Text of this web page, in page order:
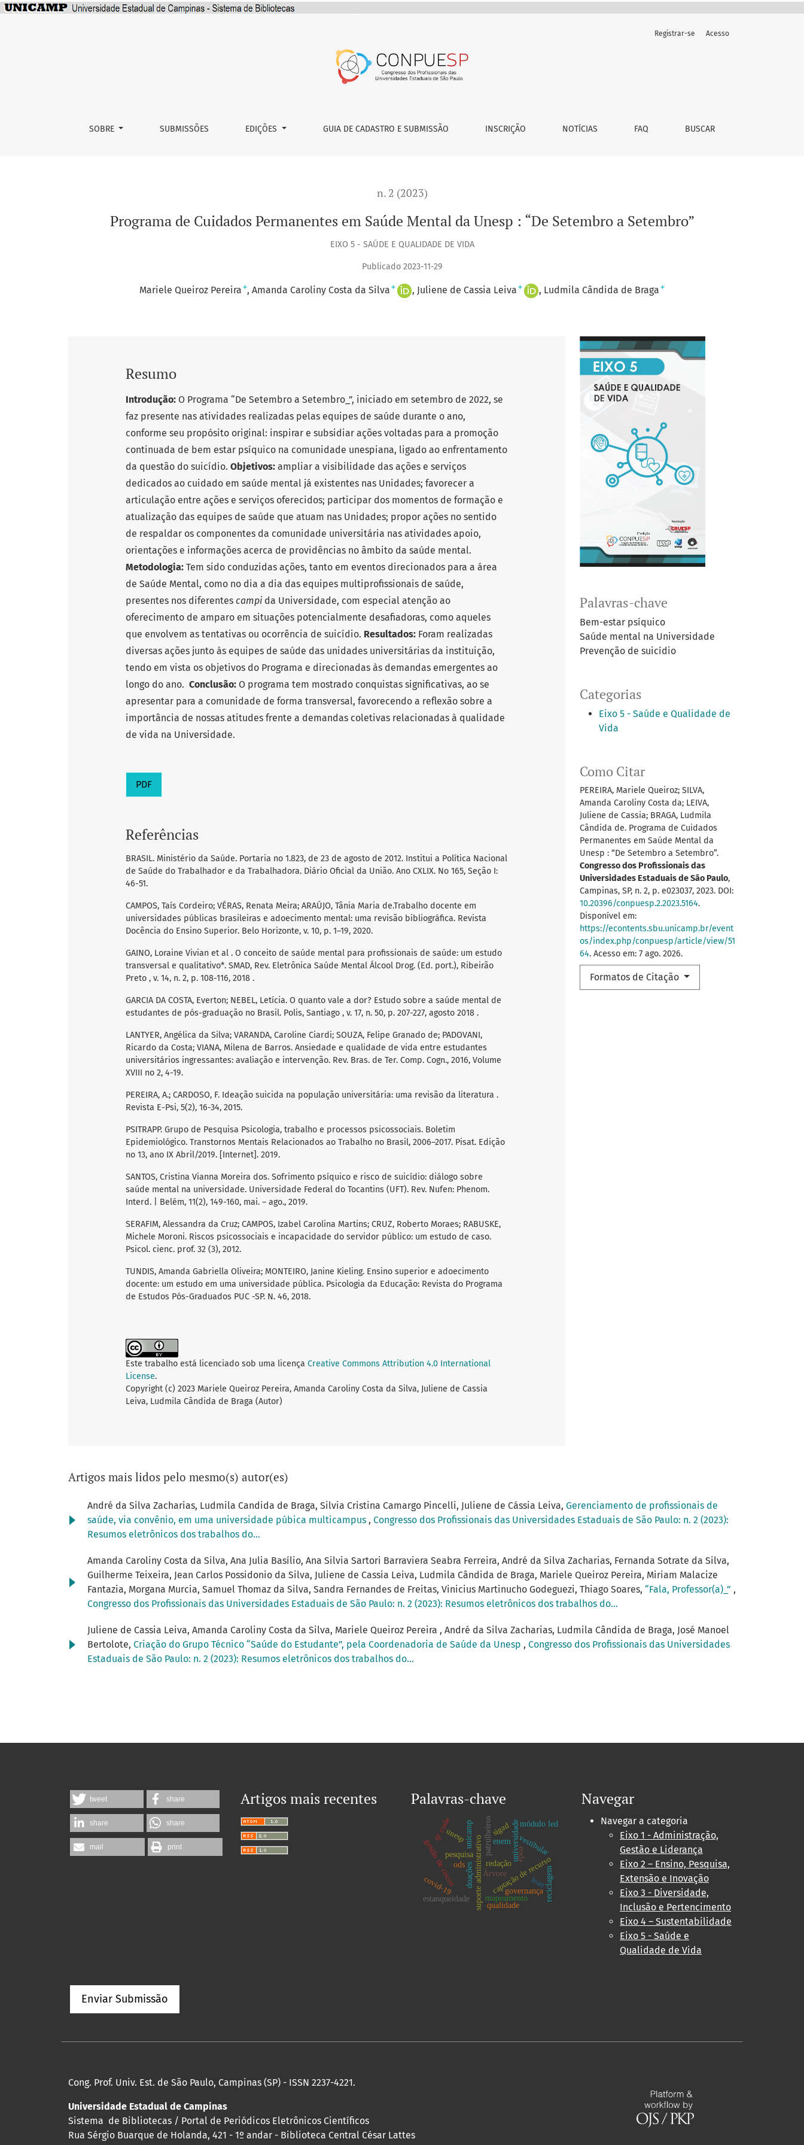
SOBRE SUBMISSÕES EDIÇÕES GUIA DE CADASTRO E SUBMISSÃO INSCRIÇÃO NOTÍCIAS FAQ BUSCAR
Registrar-se Acesso
n. 2 (2023)
Programa de Cuidados Permanentes em Saúde Mental da Unesp : “De Setembro a Setembro”
EIXO 5 - SAÚDE E QUALIDADE DE VIDA
Publicado 2023-11-29
Mariele Queiroz Pereira + Amanda Caroliny Costa da Silva + Juliene de Cassia Leiva + Ludmila Cândida de Braga +
Palavras-chave
Bem-estar psíquico
Saúde mental na Universidade
Prevenção de suicídio
Categorias
Eixo 5 - Saúde e Qualidade de
Vida
Como Citar
PEREIRA, Mariele Queiroz; SILVA,
Amanda Caroliny Costa da; LEIVA,
Juliene de Cassia; BRAGA, Ludmila
Cândida de. Programa de Cuidados
Permanentes em Saúde Mental da
Unesp : “De Setembro a Setembro”.
Congresso dos Profissionais das
Universidades Estaduais de São Paulo,
Campinas, SP, n. 2, p. e023037, 2023. DOI:
10.20396/conpuesp.2.2023.5164.
Disponível em:
https://econtents.sbu.unicamp.br/event
os/index.php/conpuesp/article/view/51
64. Acesso em: 7 ago. 2026.
Formatos de Citação
Resumo
Introdução: O Programa “De Setembro a Setembro_”, iniciado em setembro de 2022, se
faz presente nas atividades realizadas pelas equipes de saúde durante o ano,
conforme seu propósito original: inspirar e subsidiar ações voltadas para a promoção
continuada de bem estar psíquico na comunidade unespiana, ligado ao enfrentamento
da questão do suicídio. Objetivos: ampliar a visibilidade das ações e serviços
dedicados ao cuidado em saúde mental já existentes nas Unidades; favorecer a
articulação entre ações e serviços oferecidos; participar dos momentos de formação e
atualização das equipes de saúde que atuam nas Unidades; propor ações no sentido
de respaldar os componentes da comunidade universitária nas atividades apoio,
orientações e informações acerca de providências no âmbito da saúde mental.
Metodologia: Tem sido conduzidas ações, tanto em eventos direcionados para a área
de Saúde Mental, como no dia a dia das equipes multiprofissionais de saúde,
presentes nos diferentes campi da Universidade, com especial atenção ao
oferecimento de amparo em situações potencialmente desafiadoras, como aqueles
que envolvem as tentativas ou ocorrência de suicídio. Resultados: Foram realizadas
diversas ações junto às equipes de saúde das unidades universitárias da instituição,
tendo em vista os objetivos do Programa e direcionadas às demandas emergentes ao
longo do ano. Conclusão: O programa tem mostrado conquistas significativas, ao se
apresentar para a comunidade de forma transversal, favorecendo a reflexão sobre a
importância de nossas atitudes frente a demandas coletivas relacionadas à qualidade
de vida na Universidade.
PDF
Referências
BRASIL. Ministério da Saúde. Portaria no 1.823, de 23 de agosto de 2012. Institui a Política Nacional
de Saúde do Trabalhador e da Trabalhadora. Diário Oficial da União. Ano CXLIX. No 165, Seção I:
46-51.
CAMPOS, Taís Cordeiro; VÉRAS, Renata Meira; ARAÚJO, Tânia Maria de.Trabalho docente em
universidades públicas brasileiras e adoecimento mental: uma revisão bibliográfica. Revista
Docência do Ensino Superior. Belo Horizonte, v. 10, p. 1–19, 2020.
GAINO, Loraine Vivian et al . O conceito de saúde mental para profissionais de saúde: um estudo
transversal e qualitativo*. SMAD, Rev. Eletrônica Saúde Mental Álcool Drog. (Ed. port.), Ribeirão
Preto , v. 14, n. 2, p. 108-116, 2018 .
GARCIA DA COSTA, Everton; NEBEL, Letícia. O quanto vale a dor? Estudo sobre a saúde mental de
estudantes de pós-graduação no Brasil. Polis, Santiago , v. 17, n. 50, p. 207-227, agosto 2018 .
LANTYER, Angélica da Silva; VARANDA, Caroline Ciardi; SOUZA, Felipe Granado de; PADOVANI,
Ricardo da Costa; VIANA, Milena de Barros. Ansiedade e qualidade de vida entre estudantes
universitários ingressantes: avaliação e intervenção. Rev. Bras. de Ter. Comp. Cogn., 2016, Volume
XVIII no 2, 4-19.
PEREIRA, A.; CARDOSO, F. Ideação suicida na população universitária: uma revisão da literatura .
Revista E-Psi, 5(2), 16-34, 2015.
PSITRAPP. Grupo de Pesquisa Psicologia, trabalho e processos psicossociais. Boletim
Epidemiológico. Transtornos Mentais Relacionados ao Trabalho no Brasil, 2006–2017. Pisat. Edição
no 13, ano IX Abril/2019. [Internet]. 2019.
SANTOS, Cristina Vianna Moreira dos. Sofrimento psíquico e risco de suicídio: diálogo sobre
saúde mental na universidade. Universidade Federal do Tocantins (UFT). Rev. Nufen: Phenom.
Interd. | Belém, 11(2), 149-160, mai. – ago., 2019.
SERAFIM, Alessandra da Cruz; CAMPOS, Izabel Carolina Martins; CRUZ, Roberto Moraes; RABUSKE,
Michele Moroni. Riscos psicossociais e incapacidade do servidor público: um estudo de caso.
Psicol. cienc. prof. 32 (3), 2012.
TUNDIS, Amanda Gabriella Oliveira; MONTEIRO, Janine Kieling. Ensino superior e adoecimento
docente: um estudo em uma universidade pública. Psicologia da Educação: Revista do Programa
de Estudos Pós-Graduados PUC -SP. N. 46, 2018.
Este trabalho está licenciado sob uma licença Creative Commons Attribution 4.0 International
License.
Copyright (c) 2023 Mariele Queiroz Pereira, Amanda Caroliny Costa da Silva, Juliene de Cassia
Leiva, Ludmila Cândida de Braga (Autor)
Artigos mais lidos pelo mesmo(s) autor(es)
André da Silva Zacharias, Ludmila Candida de Braga, Silvia Cristina Camargo Pincelli, Juliene de Cássia Leiva, Gerenciamento de profissionais de
saúde, via convênio, em uma universidade púbica multicampus , Congresso dos Profissionais das Universidades Estaduais de São Paulo: n. 2 (2023):
Resumos eletrônicos dos trabalhos do...
Amanda Caroliny Costa da Silva, Ana Julia Basílio, Ana Silvia Sartori Barraviera Seabra Ferreira, André da Silva Zacharias, Fernanda Sotrate da Silva,
Guilherme Teixeira, Jean Carlos Possidonio da Silva, Juliene de Cassia Leiva, Ludmila Cândida de Braga, Mariele Queiroz Pereira, Miriam Malacize
Fantazia, Morgana Murcia, Samuel Thomaz da Silva, Sandra Fernandes de Freitas, Vinicius Martinucho Godeguezi, Thiago Soares, “Fala, Professor(a)_” ,
Congresso dos Profissionais das Universidades Estaduais de São Paulo: n. 2 (2023): Resumos eletrônicos dos trabalhos do...
Juliene de Cassia Leiva, Amanda Caroliny Costa da Silva, Mariele Queiroz Pereira , André da Silva Zacharias, Ludmila Cândida de Braga, José Manoel
Bertolote, Criação do Grupo Técnico “Saúde do Estudante”, pela Coordenadoria de Saúde da Unesp , Congresso dos Profissionais das Universidades
Estaduais de São Paulo: n. 2 (2023): Resumos eletrônicos dos trabalhos do...
tweet share
share share
mail print
Artigos mais recentes Palavras-chave
pesquisa captação de recurso
universidade
suporte administrativopatrulheiros
redação
enem vestibular
unicamp
governança
unesp
gestão de riscos Árvore
mapeamento
qr code
covid-19 doações
ods
reciclagem
estanqueidade
módulo led
epoa
lean
qualidade
sigad
Navegar
Navegar a categoria
Eixo 1 - Administração,
Gestão e Liderança
Eixo 2 – Ensino, Pesquisa,
Extensão e Inovação
Eixo 3 - Diversidade,
Inclusão e Pertencimento
Eixo 4 – Sustentabilidade
Eixo 5 - Saúde e
Qualidade de Vida
Enviar Submissão
Cong. Prof. Univ. Est. de São Paulo, Campinas (SP) - ISSN 2237-4221.
Universidade Estadual de Campinas
Sistema de Bibliotecas / Portal de Periódicos Eletrônicos Científicos
Rua Sérgio Buarque de Holanda, 421 - 1º andar - Biblioteca Central César Lattes